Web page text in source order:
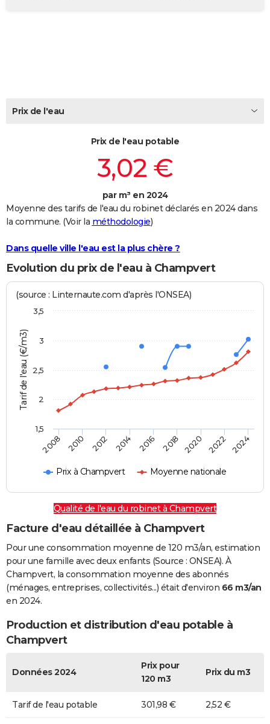
Carte de Noël
Carte Bonne année
Carte Saint-Valentin
Carte Pâques
Carte d'anniversaire
DICTIONNAIRE
FORUM
Prix de l'eau
Prix de l'eau potable
3,02 €
par m³ en 2024
Moyenne des tarifs de l'eau du robinet déclarés en 2024 dans
la commune. (Voir la méthodologie)
Dans quelle ville l'eau est la plus chère ?
Evolution du prix de l'eau à Champvert
Tarif de l'eau (€/m3)
(source : Linternaute.com d'après l'ONSEA)
Prix à Champvert Moyenne nationale
2008 2010 2012 2014 2016 2018 2020 2022 2024
1,5
2
2,5
3
3,5
Qualité de l'eau du robinet à Champvert
Facture d'eau détaillée à Champvert
Pour une consommation moyenne de 120 m3/an, estimation
pour une famille avec deux enfants (Source : ONSEA). À
Champvert, la consommation moyenne des abonnés
(ménages, entreprises, collectivités...) était d'environ 66 m3/an
en 2024.
Production et distribution d'eau potable à
Champvert
Données 2024
Prix pour
120 m3
Prix du m3
Tarif de l'eau potable 301,98 € 2,52 €